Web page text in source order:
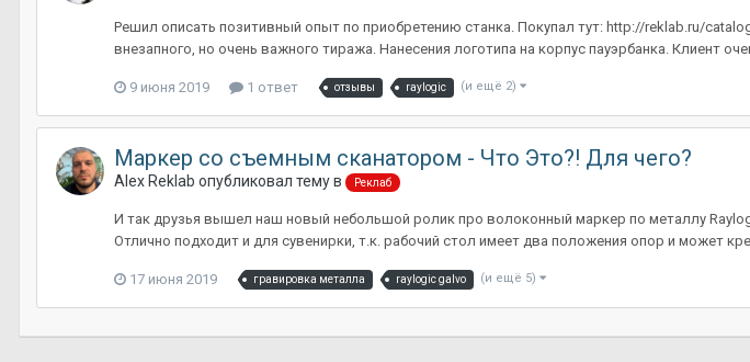
Решил описать позитивный опыт по приобретению станка. Покупал тут: http://reklab.ru/
внезапного, но очень важного тиража. Нанесения логотипа на корпус пауэрбанка. Клиент
9 июня 2019 1 ответ отзывы raylogic (и ещё 2)
Маркер со съемным сканатором - Что Это?! Для чего?
Alex Reklab опубликовал тему в Реклаб
И так друзья вышел наш новый небольшой ролик про волоконный маркер по металлу
Отлично подходит и для сувенирки, т.к. рабочий стол имеет два положения опор и может
17 июня 2019 гравировка металла raylogic galvo (и ещё 5)